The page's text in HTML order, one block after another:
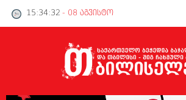
15:34:32 - 08 აგვისტო